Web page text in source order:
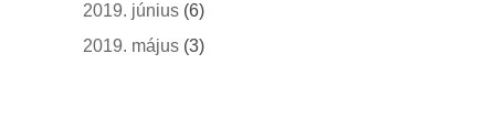
2019. június(6)
2019. május(3)